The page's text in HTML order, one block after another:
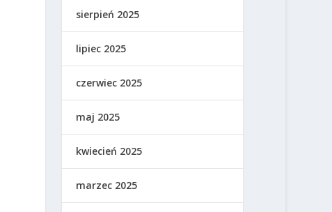
sierpień 2025
lipiec 2025
czerwiec 2025
maj 2025
kwiecień 2025
marzec 2025